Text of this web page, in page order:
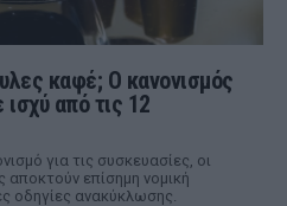
καφέ; Ο κανονισμός
από τις 12
για τις συσκευασίες, οι
επίσημη νομική
οδηγίες ανακύκλωσης.